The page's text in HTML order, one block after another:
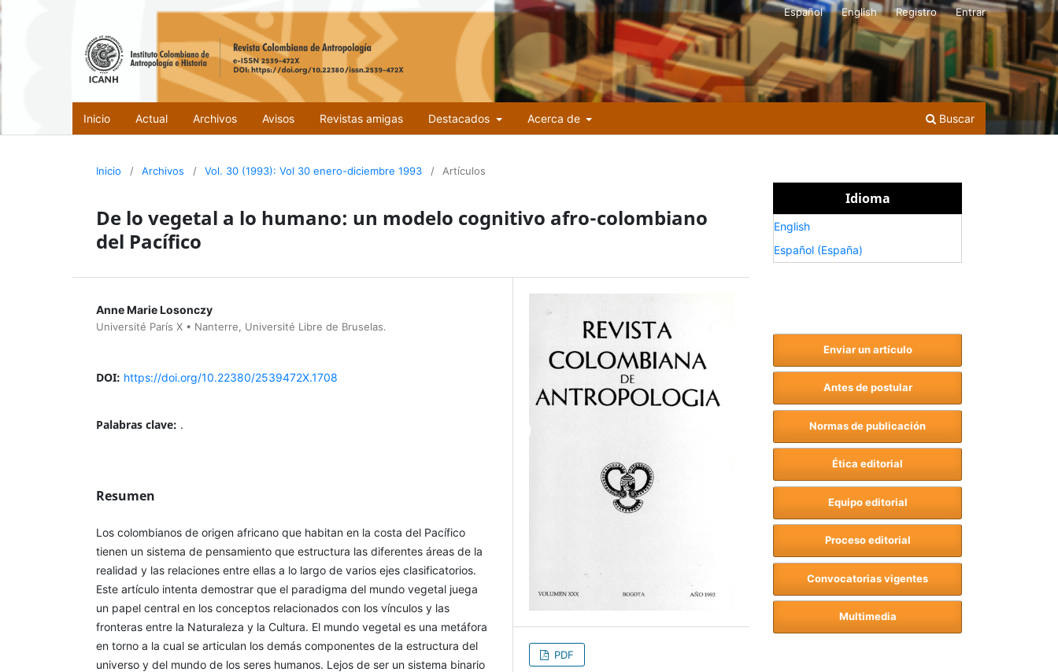
Inicio Actual Archivos Avisos Revistas amigas Destacados Acerca de Buscar
Español English Registro Entrar
Inicio / Archivos / Vol. 30 (1993): Vol 30 enero-diciembre 1993 / Artículos
De lo vegetal a lo humano: un modelo cognitivo afro-colombiano
del Pacífico
Anne Marie Losonczy
Université París X • Nanterre, Université Libre de Bruselas.
DOI: https://doi.org/10.22380/2539472X.1708
Palabras clave: .
Resumen
Los colombianos de origen africano que habitan en la costa del Pacífico
tienen un sistema de pensamiento que estructura las diferentes áreas de la
realidad y las relaciones entre ellas a lo largo de varios ejes clasificatorios.
Este artículo intenta demostrar que el paradigma del mundo vegetal juega
un papel central en los conceptos relacionados con los vínculos y las
fronteras entre la Naturaleza y la Cultura. El mundo vegetal es una metáfora
en torno a la cual se articulan los demás componentes de la estructura del
universo y del mundo de los seres humanos. Lejos de ser un sistema binario
PDF
Idioma
English
Español (España)
Enviar un artículo
Antes de postular
Normas de publicación
Ética editorial
Equipo editorial
Proceso editorial
Convocatorias vigentes
Multimedia